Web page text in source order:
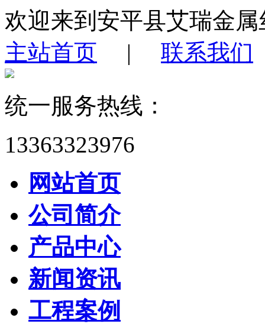
欢迎来到安平县艾瑞金
主站首页 | 联系我们
统一服务热线：
13363323976
网站首页
公司简介
产品中心
新闻资讯
工程案例